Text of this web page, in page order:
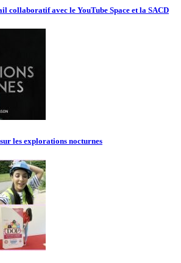
collaboratif avec le YouTube Space et la SACD
les explorations nocturnes